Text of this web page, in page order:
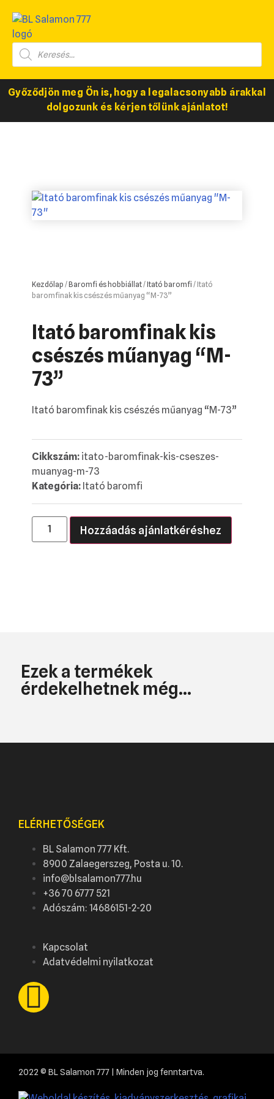
Győződjön meg Ön is, hogy a legalacsonyabb árakkal
dolgozunk és kérjen tőlünk ajánlatot!
Kezdőlap /Baromfi és hobbiállat/Itató baromfi / Itató
baromfinak kis csészés műanyag “M-73”
Itató baromfinak kis
csészés műanyag “M-
73”
Itató baromfinak kis csészés műanyag “M-73”
Cikkszám: itato-baromfinak-kis-cseszes-
muanyag-m-73
Kategória: Itató baromfi
Hozzáadás ajánlatkéréshez
Ezek a termékek
érdekelhetnek még...
ELÉRHETŐSÉGEK
BL Salamon 777 Kft.
8900 Zalaegerszeg, Posta u. 10.
info@blsalamon777.hu
+36 70 6777 521
Adószám: 14686151-2-20
Kapcsolat
Adatvédelmi nyilatkozat
2022 © BL Salamon 777 | Minden jog fenntartva.